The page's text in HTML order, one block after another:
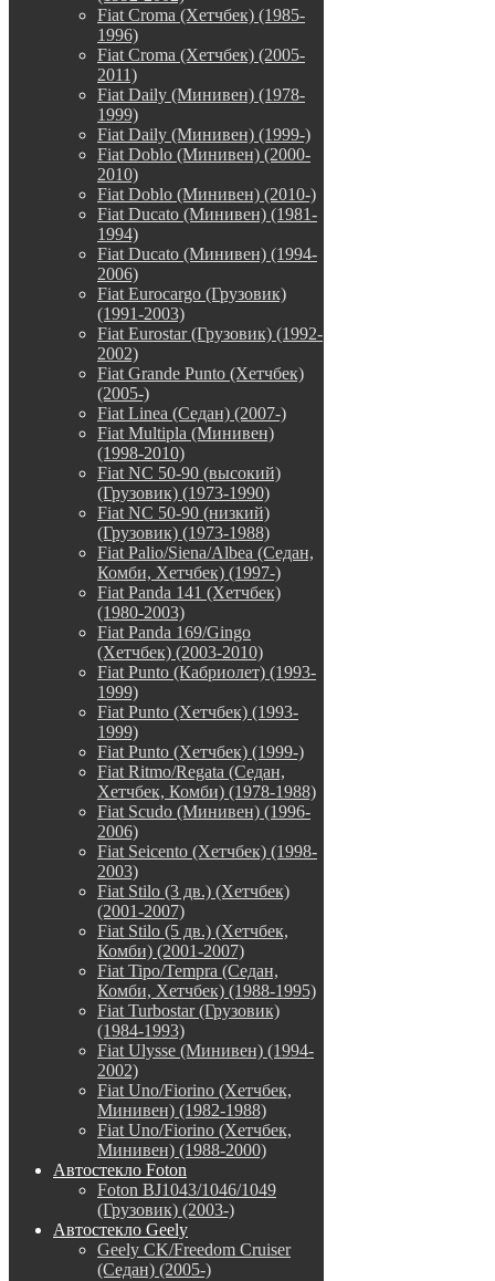
Fiat Croma (Хетчбек) (1985-
1996)
Fiat Croma (Хетчбек) (2005-
2011)
Fiat Daily (Минивен) (1978-
1999)
Fiat Daily (Минивен) (1999-)
Fiat Doblo (Минивен) (2000-
2010)
Fiat Doblo (Минивен) (2010-)
Fiat Ducato (Минивен) (1981-
1994)
Fiat Ducato (Минивен) (1994-
2006)
Fiat Eurocargo (Грузовик)
(1991-2003)
Fiat Eurostar (Грузовик) (1992-
2002)
Fiat Grande Punto (Хетчбек)
(2005-)
Fiat Linea (Седан) (2007-)
Fiat Multipla (Минивен)
(1998-2010)
Fiat NC 50-90 (высокий)
(Грузовик) (1973-1990)
Fiat NC 50-90 (низкий)
(Грузовик) (1973-1988)
Fiat Palio/Siena/Albea (Седан,
Комби, Хетчбек) (1997-)
Fiat Panda 141 (Хетчбек)
(1980-2003)
Fiat Panda 169/Gingo
(Хетчбек) (2003-2010)
Fiat Punto (Кабриолет) (1993-
1999)
Fiat Punto (Хетчбек) (1993-
1999)
Fiat Punto (Хетчбек) (1999-)
Fiat Ritmo/Regata (Седан,
Хетчбек, Комби) (1978-1988)
Fiat Scudo (Минивен) (1996-
2006)
Fiat Seicento (Хетчбек) (1998-
2003)
Fiat Stilo (3 дв.) (Хетчбек)
(2001-2007)
Fiat Stilo (5 дв.) (Хетчбек,
Комби) (2001-2007)
Fiat Tipo/Tempra (Седан,
Комби, Хетчбек) (1988-1995)
Fiat Turbostar (Грузовик)
(1984-1993)
Fiat Ulysse (Минивен) (1994-
2002)
Fiat Uno/Fiorino (Хетчбек,
Минивен) (1982-1988)
Fiat Uno/Fiorino (Хетчбек,
Минивен) (1988-2000)
Автостекло Foton
Foton BJ1043/1046/1049
(Грузовик) (2003-)
Автостекло Geely
Geely CK/Freedom Cruiser
(Седан) (2005-)